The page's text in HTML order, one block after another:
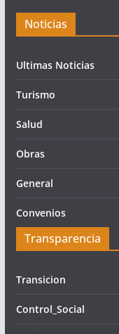
Noticias
Ultimas Noticias
Turismo
Salud
Obras
General
Convenios
Transparencia
Transicion
Control_Social